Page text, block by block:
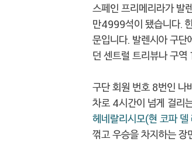
스페인 프리메리라가 발
만4999석이 됐습니다.
문입니다. 발렌시아 구단
던 센트럴 트리뷰나 구
구단 회원 번호 8번인 나
차로 4시간이 넘게 걸리
헤네랄리시모(현 코파 델
꺾고 우승을 차지하는 장